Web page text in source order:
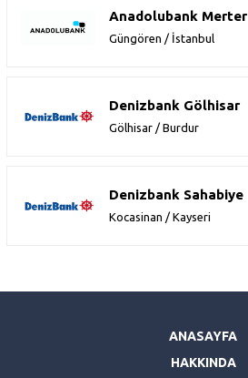
Anadolubank Merter
Güngören / İstanbul
Denizbank Gölhisar
Gölhisar / Burdur
Denizbank Sahabiye
Kocasinan / Kayseri
ANASAYFA
HAKKINDA